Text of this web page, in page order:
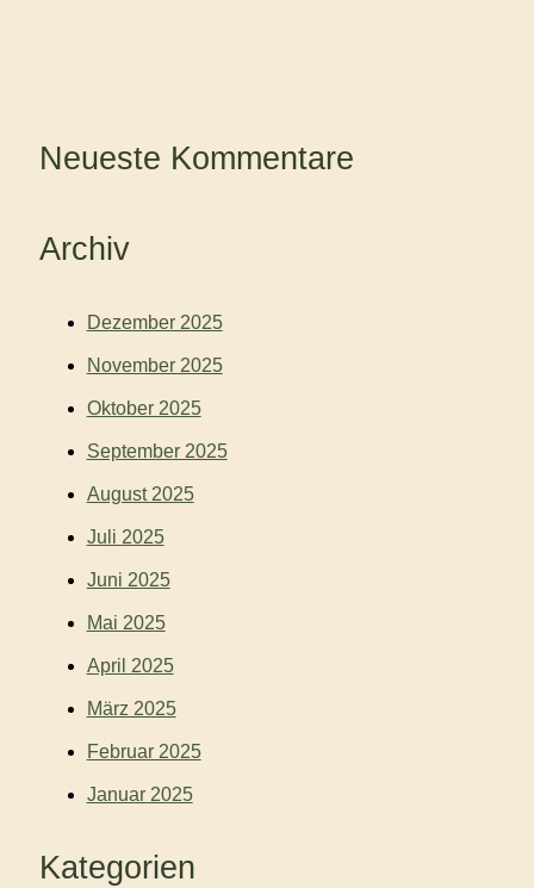
Neueste Kommentare
Archiv
Dezember 2025
November 2025
Oktober 2025
September 2025
August 2025
Juli 2025
Juni 2025
Mai 2025
April 2025
März 2025
Februar 2025
Januar 2025
Kategorien